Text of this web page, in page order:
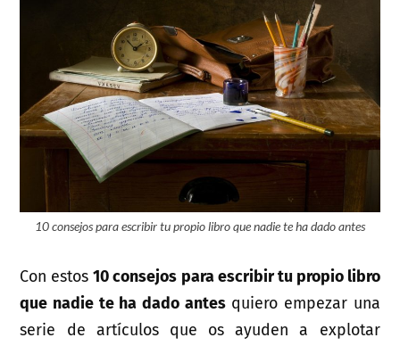
10 consejos para escribir tu propio libro que nadie te ha dado antes
Con estos10 consejos para escribir tu propio libro
que nadie te ha dado antesquiero empezar una
serie de artículos que os ayuden a explotar